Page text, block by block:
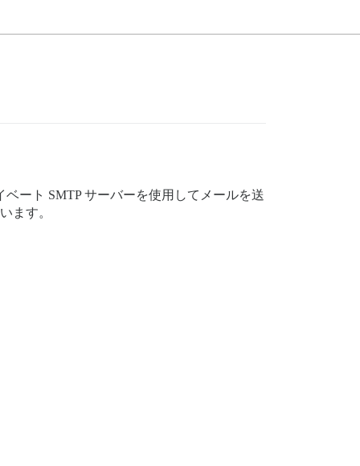
ート SMTP サーバーを使用してメールを送
ます。